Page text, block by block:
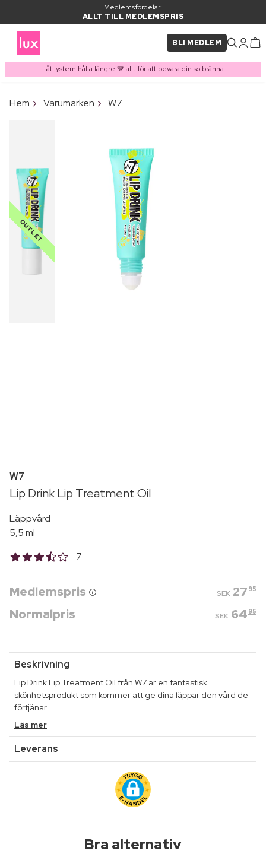
Medlemsfördelar:
ALLT TILL MEDLEMSPRIS
BLI MEDLEM
Låt lystern hålla längre 🤎 allt för att bevara din solbränna
PRODUKT I VARUKORGEN
Hem Varumärken W7
OUTLET
W7
Lip Drink Lip Treatment Oil
Läppvård
5,5 ml
7
Medlemspris SEK 27 95
Normalpris SEK 64 95
Beskrivning
Lip Drink Lip Treatment Oil från W7 är en fantastisk
skönhetsprodukt som kommer att ge dina läppar den vård de
förtjänar.
Läs mer
Leverans
Bra alternativ